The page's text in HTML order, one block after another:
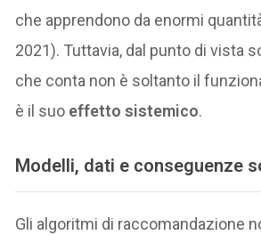
che apprendono da enormi
2021). Tuttavia, dal punto di vista
che conta non è soltanto il
è il suo effetto sistemico.
Modelli, dati e conseguenze
Gli algoritmi di raccomandazione